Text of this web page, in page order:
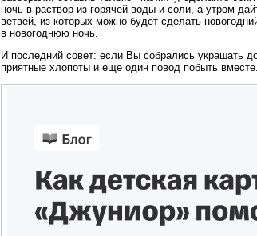
ночь в раствор из горячей воды и соли, а утром
ветвей, из которых можно будет сделать
в новогоднюю ночь.
И последний совет: если Вы собрались украшать
приятные хлопоты и еще один повод побыть вместе.